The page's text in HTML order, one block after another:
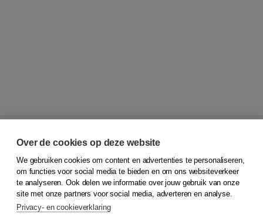
© 2026Koninklijke Boom uitgevers
Klantenservice
Service & informatie
Contact
Over de cookies op deze website
We gebruiken cookies om content en advertenties te personaliseren,
om functies voor social media te bieden en om ons websiteverkeer
te analyseren. Ook delen we informatie over jouw gebruik van onze
site met onze partners voor social media, adverteren en analyse.
Privacy- en cookieverklaring